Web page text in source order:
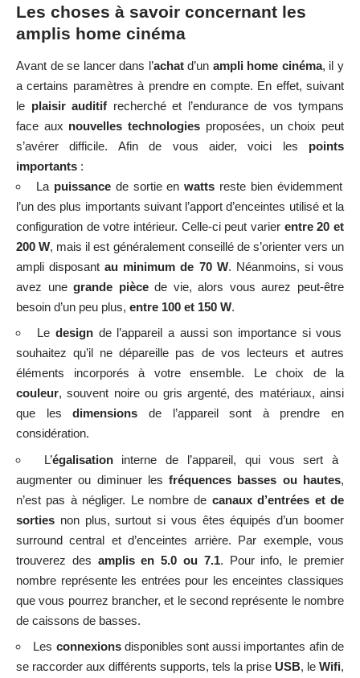
Les choses à savoir concernant les
amplis home cinéma
Avant de se lancer dans l’achatd’un ampli home cinéma, il y
a certains paramètres à prendre en compte. En effet, suivant
le plaisir auditif recherché et l’endurance de vos tympans
face aux nouvelles technologies proposées, un choix peut
s’avérer difficile. Afin de vous aider, voici les points
importants :
La puissancede sortie enwatts reste bien évidemment
l’un des plus importants suivant l’apport d’enceintes utilisé et la
configuration de votre intérieur. Celle-ci peut varier entre 20 et
200 W, mais il est généralement conseillé de s’orienter vers un
ampli disposantau minimum de 70 W. Néanmoins, si vous
avez unegrande piècede vie, alors vous aurez peut-être
besoin d’un peu plus, entre 100 et 150 W.
Ledesign de l’appareil a aussi son importance si vous
souhaitez qu’il ne dépareille pas de vos lecteurs et autres
éléments incorporés à votre ensemble. Le choix de la
couleur, souvent noire ou gris argenté, des matériaux, ainsi
que lesdimensions de l’appareil sont à prendre en
considération.
L’égalisationinterne de l’appareil, qui vous sert à
augmenter ou diminuer lesfréquences basses ou hautes,
n’est pas à négliger. Le nombre de canaux d’entrées et de
sorties non plus, surtout si vous êtes équipés d’un boomer
surround central et d’enceintes arrière. Par exemple, vous
trouverez des amplis en 5.0 ou 7.1. Pour info, le premier
nombre représente les entrées pour les enceintes classiques
que vous pourrez brancher, et le second représente le nombre
de caissons de basses.
Les connexionsdisponibles sont aussi importantes afin de
se raccorder aux différents supports, tels la prise USB, le Wifi,